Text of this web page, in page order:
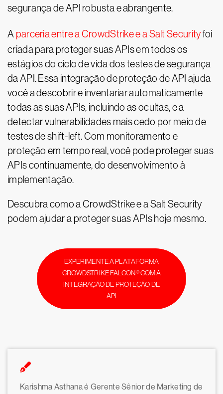
segurança de API robusta e abrangente.
A parceria entre a CrowdStrike e a Salt Securityfoi
criada para proteger suas APIs em todos os
estágios do ciclo de vida dos testes de segurança
da API. Essa integração de proteção de API ajuda
você a descobrir e inventariar automaticamente
todas as suas APIs, incluindo as ocultas, e a
detectar vulnerabilidades mais cedo por meio de
testes de shift-left. Com monitoramento e
proteção em tempo real, você pode proteger suas
APIs continuamente, do desenvolvimento à
implementação.
Descubra como a CrowdStrike e a Salt Security
podem ajudar a proteger suas APIs hoje mesmo.
EXPERIMENTE A PLATAFORMA
CROWDSTRIKE FALCON® COM A
INTEGRAÇÃO DE PROTEÇÃO DE
API
Karishma Asthana é Gerente Sênior de Marketing de